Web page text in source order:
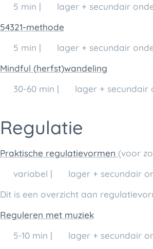
🕒 5 min | 👥 lager + secundair
54321-methode
🕒 5 min | 👥 lager + secundair
Mindful (herfst)wandeling
🕒 30-60 min | 👥 lager +
Regulatie
Praktische regulatievormen (voor
🕒 variabel | 👥 lager + secundair
Dit is een overzicht aan
Reguleren met muziek
🕒 5-10 min | 👥 lager + secundair